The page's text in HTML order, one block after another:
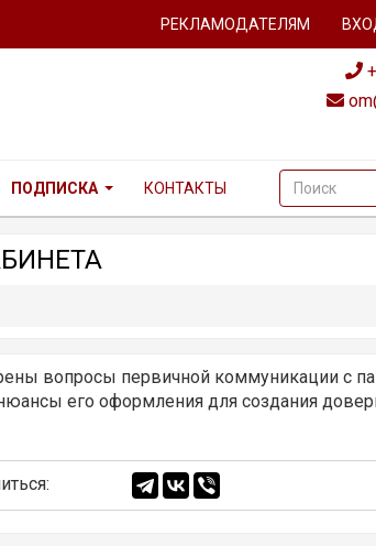
РЕКЛАМОДАТЕЛЯМ
ПОДПИСКА КОНТАКТЫ
вопросы первичной коммуникации с
его оформления для создания